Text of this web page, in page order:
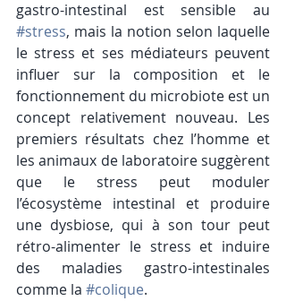
#stress, mais la notion selon laquelle
le stress et ses médiateurs peuvent
influer sur la composition et le
fonctionnement du microbiote est un
concept relativement nouveau. Les
premiers résultats chez l’homme et
les animaux de laboratoire suggèrent
que le stress peut moduler
l’écosystème intestinal et produire
une dysbiose, qui à son tour peut
rétro-alimenter le stress et induire
des maladies gastro-intestinales
comme la #colique.